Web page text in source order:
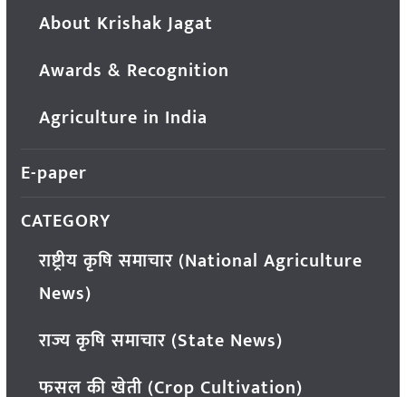
About Krishak Jagat
Awards & Recognition
Agriculture in India
E-paper
CATEGORY
राष्ट्रीय कृषि समाचार (National Agriculture
News)
राज्य कृषि समाचार (State News)
फसल की खेती (Crop Cultivation)